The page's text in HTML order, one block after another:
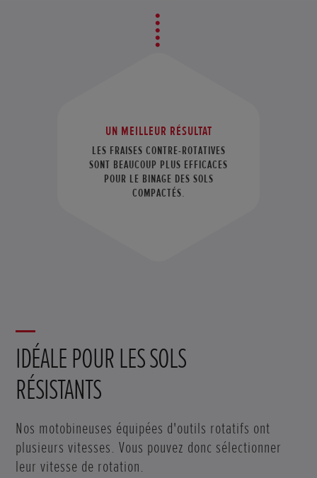
UN MEILLEUR RÉSULTAT
LES FRAISES CONTRE-ROTATIVES
SONT BEAUCOUP PLUS EFFICACES
POUR LE BINAGE DES SOLS
COMPACTÉS.
IDÉALE POUR LES SOLS
RÉSISTANTS
Nos motobineuses équipées d'outils rotatifs ont
plusieurs vitesses. Vous pouvez donc sélectionner
leur vitesse de rotation.